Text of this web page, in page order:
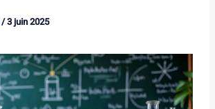
/3 juin 2025